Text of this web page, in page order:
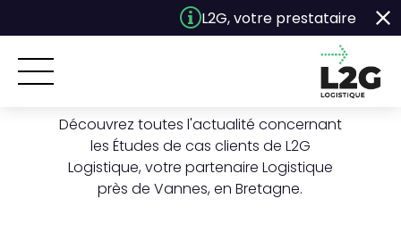
L2G, votre prestataire
ACCUEIL
BESOINS
Découvrez toutes l'actualité concernant
les Études de cas clients de L2G
Logistique, votre partenaire Logistique
près de Vannes, en Bretagne.
Panneau de gestion des cookies